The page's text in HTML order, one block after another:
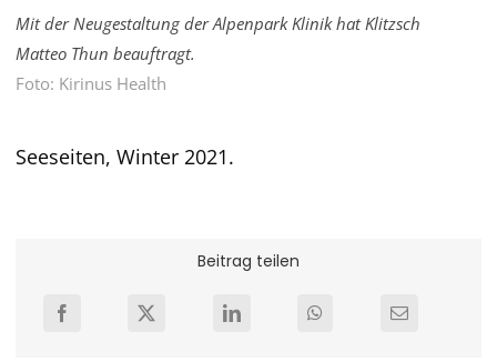
Mit der Neugestaltung der Alpenpark Klinik hat Klitzsch
Matteo Thun beauftragt.
Foto: Kirinus Health
Seeseiten, Winter 2021.
Beitrag teilen